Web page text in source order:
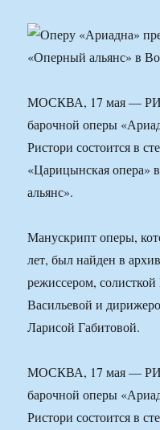
МОСКВА, 17 мая —
барочной оперы
Ристори состоится в
«Царицынская опера»
альянс».
Манускрипт оперы,
лет, был найден в
режиссером,
Васильевой и
Ларисой Габитовой.
МОСКВА, 17 мая —
барочной оперы
Ристори состоится в